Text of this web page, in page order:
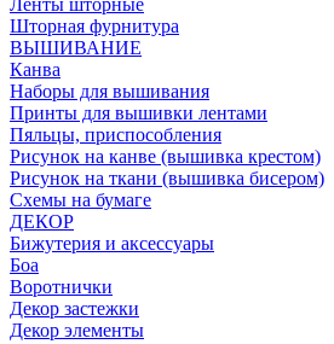
Ленты шторные
Шторная фурнитура
ВЫШИВАНИЕ
Канва
Наборы для вышивания
Принты для вышивки лентами
Пяльцы, приспособления
Рисунок на канве (вышивка крестом)
Рисунок на ткани (вышивка бисером)
Схемы на бумаге
ДЕКОР
Бижутерия и аксессуары
Боа
Воротнички
Декор застежки
Декор элементы